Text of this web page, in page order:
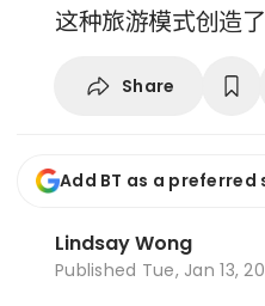
这种旅游模式创造
Share
Add BT as a preferred
Lindsay Wong
Published Tue, Jan 13,